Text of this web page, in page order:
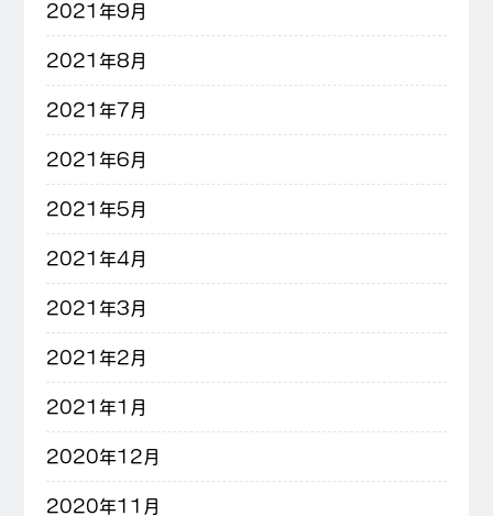
2021年9月
2021年8月
2021年7月
2021年6月
2021年5月
2021年4月
2021年3月
2021年2月
2021年1月
2020年12月
2020年11月